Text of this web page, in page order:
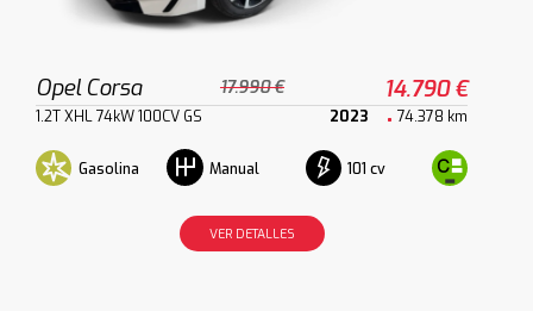
Opel Corsa 17.990 € 14.790 €
1.2T XHL 74kW 100CV GS 2023 74.378 km
Gasolina Manual 101 cv
VER DETALLES